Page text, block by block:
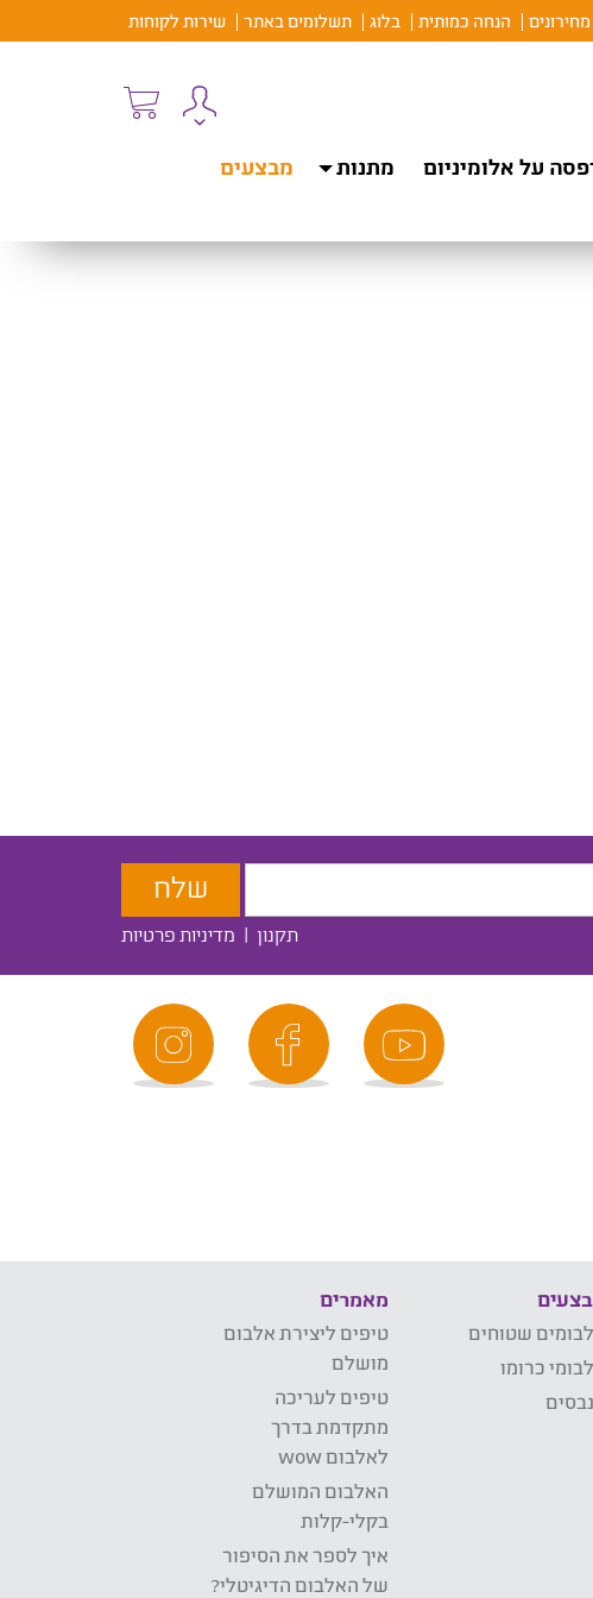
מחירונים הנחה כמותית בלוג תשלומים באתר שירות לקוחות
על אלומיניום מתנות
מבצעים
תקנון | מדיניות פרטיות
שטוחים
כרומו
מאמרים
טיפים ליצירת אלבום
מושלם
טיפים לעריכה
מתקדמת בדרך
לאלבום wow
האלבום המושלם
בקלי-קלות
איך לספר את הסיפור
של האלבום הדיגיטלי?